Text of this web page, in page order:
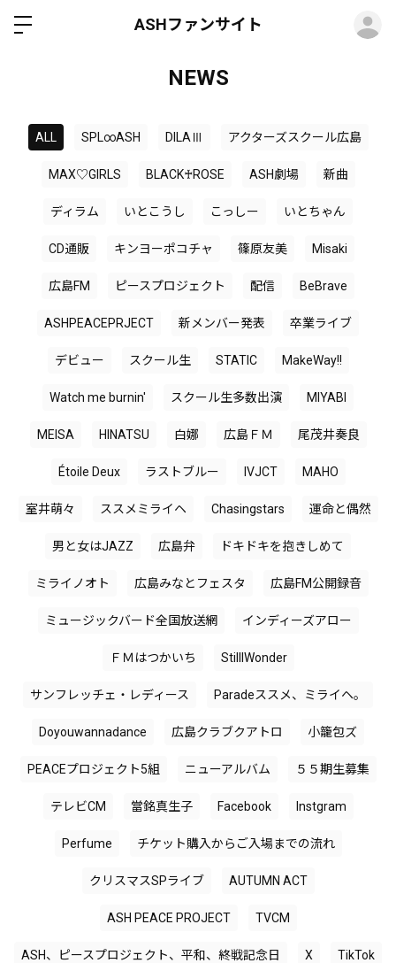
ASHファンサイト
NEWS
ALL SPL∞ASH DILAⅢ アクターズスクール広島
MAX♡GIRLS BLACK♰ROSE ASH劇場 新曲
ディラム いとこうし こっしー いとちゃん
CD通販 キンヨーポコチャ 篠原友美 Misaki
広島FM ピースプロジェクト 配信 BeBrave
ASHPEACEPRJECT 新メンバー発表 卒業ライブ
デビュー スクール生 STATIC MakeWay!!
Watch me burnin' スクール生多数出演 MIYABI
MEISA HINATSU 白娜 広島ＦＭ 尾茂井奏良
Étoile Deux ラストブルー IVJCT MAHO
室井萌々 ススメミライヘ Chasingstars 運命と偶然
男と女はJAZZ 広島弁 ドキドキを抱きしめて
ミライノオト 広島みなとフェスタ 広島FM公開録音
ミュージックバード全国放送網 インディーズアロー
ＦＭはつかいち StillIWonder
サンフレッチェ・レディース Paradeススメ、ミライヘ。
Doyouwannadance 広島クラブクアトロ 小籠包ズ
PEACEプロジェクト5組 ニューアルバム ５５期生募集
テレビCM 當銘真生子 Facebook Instgram
Perfume チケット購入からご入場までの流れ
クリスマスSPライブ AUTUMN ACT
ASH PEACE PROJECT TVCM
ASH、ピースプロジェクト、平和、終戦記念日 X TikTok